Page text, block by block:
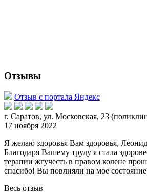
Отзывы
Отзыв с портала Яндекс
г. Саратов, ул. Московская, 23
17 ноября 2022
Я желаю здоровья Вам здоровья,
Благодаря Вашему труду я стала
терапии жгучесть в правом колене
спасибо! Вы повлияли на мое
Весь отзыв